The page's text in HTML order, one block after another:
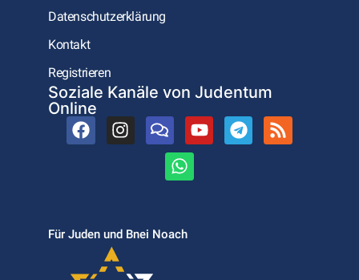
Datenschutzerklärung
Kontakt
Registrieren
Soziale Kanäle von Judentum
Online
Für Juden und Bnei Noach